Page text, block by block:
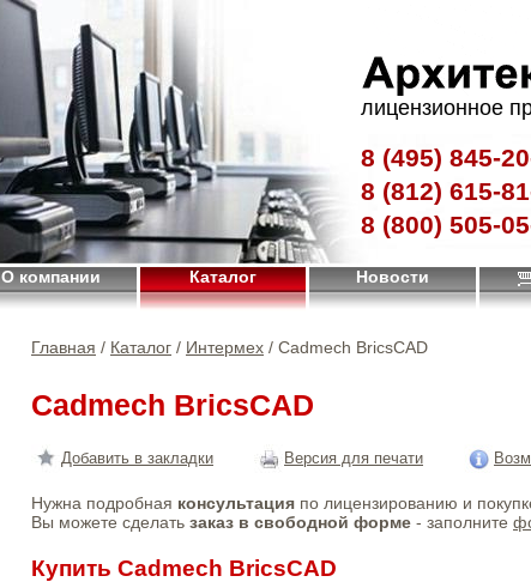
лицензионное
8 (495) 845-
8 (812) 615-
8 (800) 505-
О компании Каталог Новости
Главная / Каталог / Интермех / Cadmech BricsCAD
Cadmech BricsCAD
Добавить в закладки Версия для печати
Нужна подробная консультация по лицензированию и
Вы можете сделать заказ в свободной форме - заполните
Купить Cadmech BricsCAD